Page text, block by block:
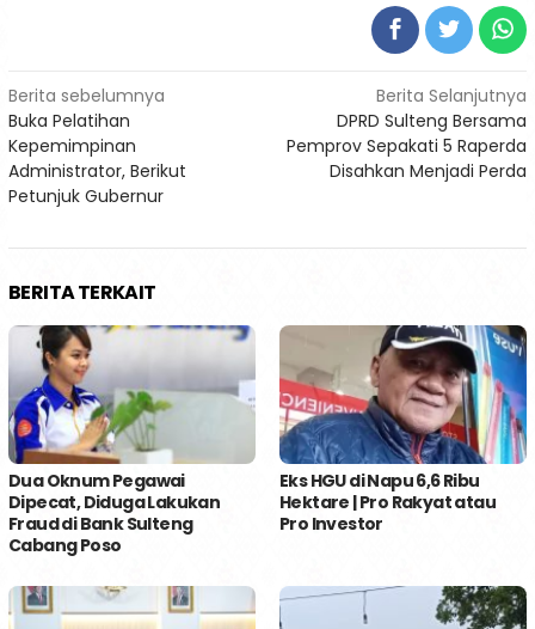
Navigasi
pos
Berita sebelumnya
Buka Pelatihan
Kepemimpinan
Administrator, Berikut
Petunjuk Gubernur
Berita Selanjutnya
DPRD Sulteng Bersama
Pemprov Sepakati 5 Raperda
Disahkan Menjadi Perda
BERITA TERKAIT
Dua Oknum Pegawai
Dipecat, Diduga Lakukan
Fraud di Bank Sulteng
Cabang Poso
Eks HGU di Napu 6,6 Ribu
Hektare | Pro Rakyat atau
Pro Investor